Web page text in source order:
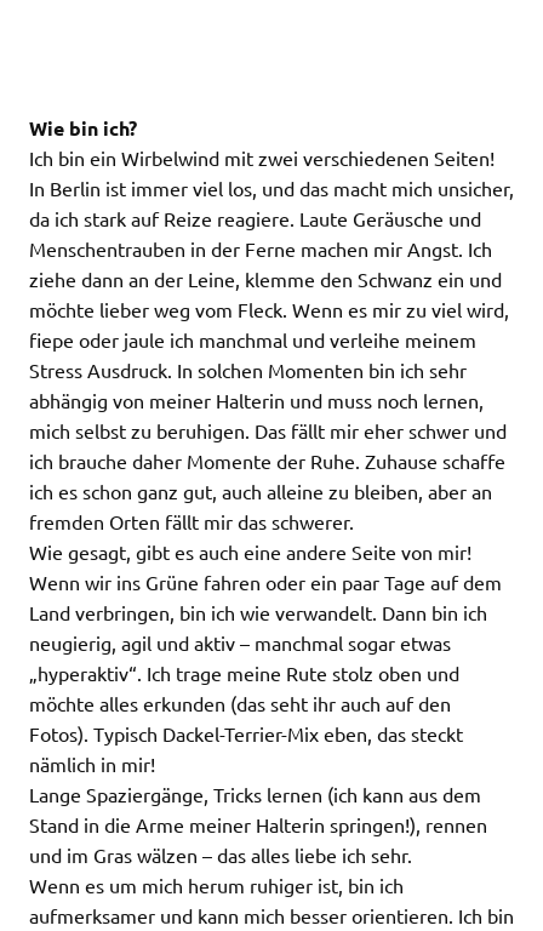
Wie bin ich?
Ich bin ein Wirbelwind mit zwei verschiedenen Seiten!
In Berlin ist immer viel los, und das macht mich unsicher,
da ich stark auf Reize reagiere. Laute Geräusche und
Menschentrauben in der Ferne machen mir Angst. Ich
ziehe dann an der Leine, klemme den Schwanz ein und
möchte lieber weg vom Fleck. Wenn es mir zu viel wird,
fiepe oder jaule ich manchmal und verleihe meinem
Stress Ausdruck. In solchen Momenten bin ich sehr
abhängig von meiner Halterin und muss noch lernen,
mich selbst zu beruhigen. Das fällt mir eher schwer und
ich brauche daher Momente der Ruhe. Zuhause schaffe
ich es schon ganz gut, auch alleine zu bleiben, aber an
fremden Orten fällt mir das schwerer.
Wie gesagt, gibt es auch eine andere Seite von mir!
Wenn wir ins Grüne fahren oder ein paar Tage auf dem
Land verbringen, bin ich wie verwandelt. Dann bin ich
neugierig, agil und aktiv – manchmal sogar etwas
„hyperaktiv“. Ich trage meine Rute stolz oben und
möchte alles erkunden (das seht ihr auch auf den
Fotos). Typisch Dackel-Terrier-Mix eben, das steckt
nämlich in mir!
Lange Spaziergänge, Tricks lernen (ich kann aus dem
Stand in die Arme meiner Halterin springen!), rennen
und im Gras wälzen – das alles liebe ich sehr.
Wenn es um mich herum ruhiger ist, bin ich
aufmerksamer und kann mich besser orientieren. Ich bin